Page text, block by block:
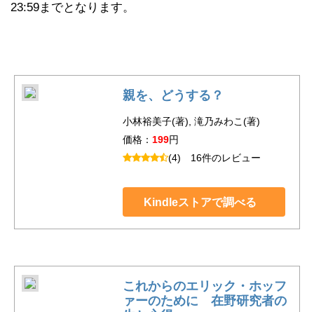
23:59までとなります。
親を、どうする？
小林裕美子(著), 滝乃みわこ(著)
価格： 199円
(4) 16件のレビュー
Kindleストアで調べる
これからのエリック・ホッフ
ァーのために 在野研究者の